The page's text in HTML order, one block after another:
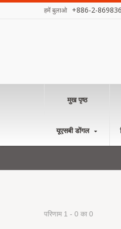
हमें बुलाओ +886-2-
मुख पृष्ठ
यूएसबी डोंगल
परिणाम 1 - 0 का 0